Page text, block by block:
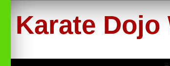
content
Karate Dojo